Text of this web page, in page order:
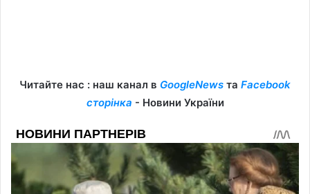
Читайте нас : наш канал в GoogleNews та Facebook
сторінка - Новини України